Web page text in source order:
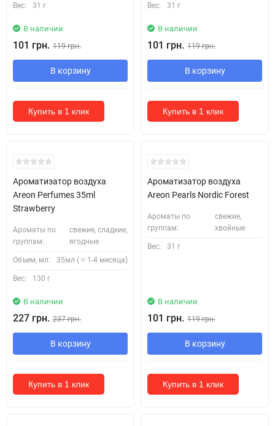
Вес: 31 г
В наличии
101 грн. 119 грн.
В корзину
Купить в 1 клик
Вес: 31 г
В наличии
101 грн. 119 грн.
В корзину
Купить в 1 клик
Ароматизатор воздуха
Areon Perfumes 35ml
Strawberry
Ароматы по
группам:
свежие, сладкие,
ягодные
Объем, мл: 35мл ( ≈ 1-4 месяца)
Вес: 130 г
В наличии
227 грн. 237 грн.
В корзину
Купить в 1 клик
Ароматизатор воздуха
Areon Pearls Nordic Forest
Ароматы по
группам:
свежие,
хвойные
Вес: 31 г
В наличии
101 грн. 119 грн.
В корзину
Купить в 1 клик